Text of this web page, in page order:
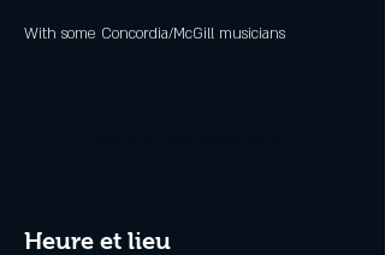
With some Concordia/McGill musicians
Heure et lieu